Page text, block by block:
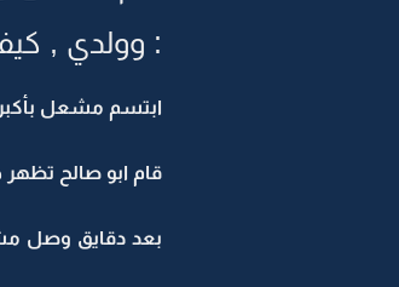
: وولدي ,
ابتسم مشعل بأكبر
قام ابو صالح تظهر
بعد دقايق وصل